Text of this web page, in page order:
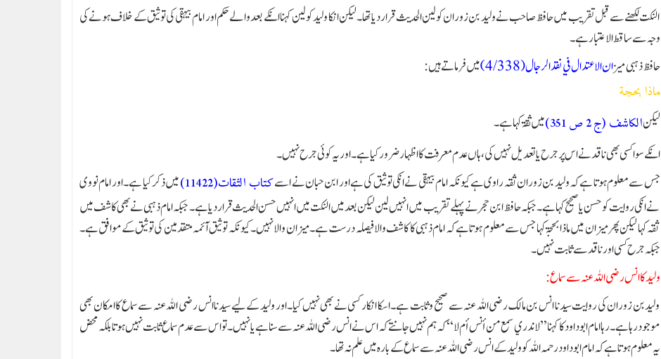
النکت لکھنے سے قبل تقریب میں حافظ صاحب نے ولید بن زوران کو لین الحدیث قرار دیا تھا۔ لیکن انکا ولید کو لین کہنا انکے بعد والے حکم اور امام بیہقی کی توثیق کے خلاف ہونے کی
وجہ سے ساقط الاعتبار ہے۔
حافظ ذہبی ميزان الاعتدال في نقد الرجال(4/338) میں فرماتے ہیں :
ماذا بحجة
لیکنالكاشف (ج 2 ص 351)
میں ثقۃ کہا ہے۔
انکے سوا کسی بھی ناقد نے اس پر جرح یا تعدیل نہیں کی، ہاں عدم معرفت کا اظہار ضرور کیا ہے۔ اور یہ کوئی جرح نہیں۔
جس سے معلوم ہوتا ہے کہ ولید بن زوران ثقہ راوی ہے کیونکہ امام بیہقی نے انکی توثیق کی ہے اور ابن حبان نے اسے کتاب الثقات(11422)
میں ذکر کیا ہے۔ اور امام نووی
نے انکی روایت کو حسن یا صحیح کہا ہے۔جبکہ حافظ ابن حجر نے پہلے تقریب میں انہیں لین لیکن بعد میں النکت میں انہیں حسن الحدیث قرار دیا ہے۔ جبکہ امام ذہبی نے بھی کاشف میں
ثقہ کہا لیکن پھر میزان میں ما ذا بحجۃ کہا جس سے معلوم ہوتا ہے کہ امام ذہبی کا کاشف والا فیصلہ درست ہے۔ میزان والا نہیں۔ کیونکہ توثیق آئمہ متقدمین کی توثیق کے موافق ہے۔
جبکہ جرح کسی اور ناقد سے ثابت نہیں۔
ولید کا انس رضی اللہ عنہ سے سماع:
ولید بن زوران کی روایت سیدنا انس بن مالک رضی اللہ عنہ سے صحیح و ثابت ہے۔ اسکا انکار کسی نے بھی نہیں کیا۔ اور ولید کے لیے سیدنا انس رضی اللہ عنہ سے سماع کا امکان بھی
موجود رہا ہے۔ رہا امام ابو داود کا کہنا ’’لا ندري سمع من أنس أم لا‘‘ کہ ہم نہیں جانتے کہ اس نے انس رضی اللہ عنہ سے سنا ہے یا نہیں۔ تو اس سے عدم سماع ثابت نہیں ہوتا بلکہ محض
یہ معلوم ہوتا ہے کہ امام ابوداود رحمہ اللہ کو ولید کے انس رضی اللہ عنہ سے سماع کے بارہ میں علم نہ تھا۔